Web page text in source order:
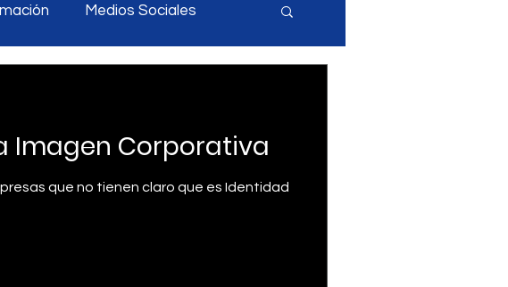
Medios Sociales
Artificial
Imagen Corporativa
que no tienen claro que es Identidad